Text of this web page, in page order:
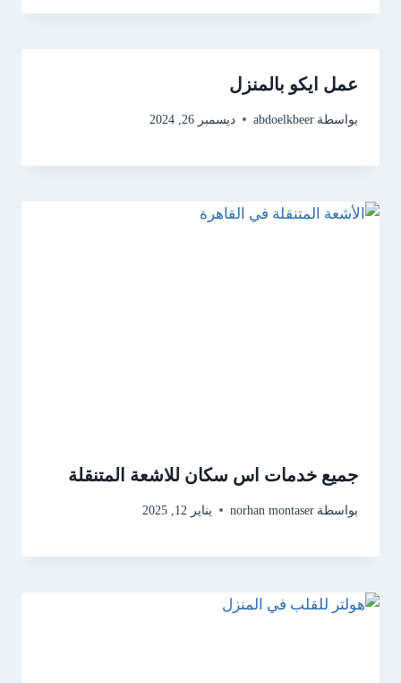
عمل ايكو بالمنزل
بواسطة abdoelkbeer ديسمبر 26, 2024
جميع خدمات اس سكان للاشعة المتنقلة
بواسطة norhan montaser يناير 12, 2025